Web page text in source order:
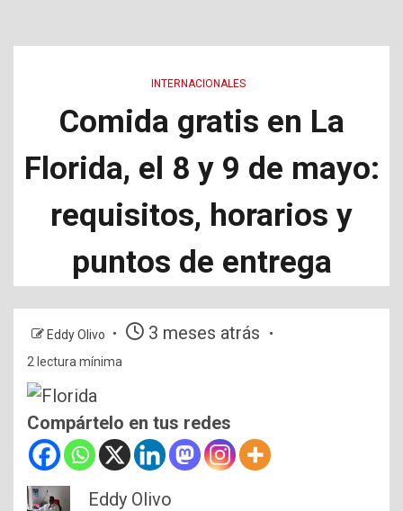
INTERNACIONALES
Comida gratis en La
Florida, el 8 y 9 de mayo:
requisitos, horarios y
puntos de entrega
Eddy Olivo 3 meses atrás
2 lectura mínima
Compártelo en tus redes
Eddy Olivo